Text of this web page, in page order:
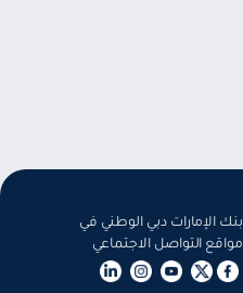
بنك الإمارات دبي الوطني في
مواقع التواصل الاجتماعي